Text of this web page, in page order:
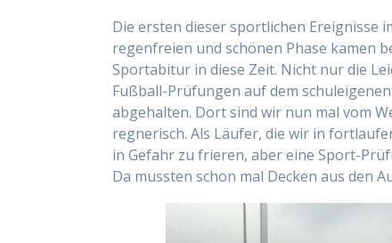
Die ersten dieser sportlichen Ereignisse
regenfreien und schönen Phase kamen
Sportabitur in diese Zeit. Nicht nur die
Fußball-Prüfungen auf dem
abgehalten. Dort sind wir nun mal vom
regnerisch. Als Läufer, die wir in
in Gefahr zu frieren, aber eine Sport-
Da mussten schon mal Decken aus den